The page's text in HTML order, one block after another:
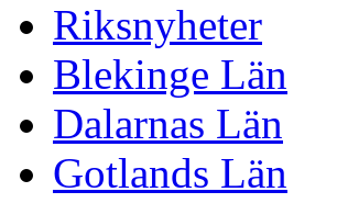
Riksnyheter
Blekinge Län
Dalarnas Län
Gotlands Län